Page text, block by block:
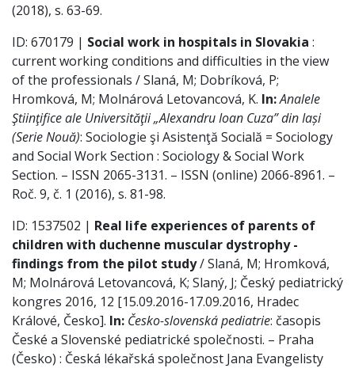
(2018), s. 63-69.
ID: 670179 | Social work in hospitals in Slovakia :
current working conditions and difficulties in the view
of the professionals / Slaná, M; Dobríková, P;
Hromková, M; Molnárová Letovancová, K. In:Analele
Ştiinţifice ale Universităţii „Alexandru Ioan Cuza” din Iași
(Serie Nouă): Sociologie şi Asistenţă Socială = Sociology
and Social Work Section : Sociology & Social Work
Section. – ISSN 2065-3131. – ISSN (online) 2066-8961. –
Roč. 9, č. 1 (2016), s. 81-98.
ID: 1537502 | Real life experiences of parents of
children with duchenne muscular dystrophy -
findings from the pilot study/ Slaná, M; Hromková,
M; Molnárová Letovancová, K; Slaný, J; Český pediatrický
kongres 2016, 12 [15.09.2016-17.09.2016, Hradec
Králové, Česko]. In: Česko-slovenská pediatrie: časopis
České a Slovenské pediatrické společnosti. – Praha
(Česko) : Česká lékařská společnost Jana Evangelisty